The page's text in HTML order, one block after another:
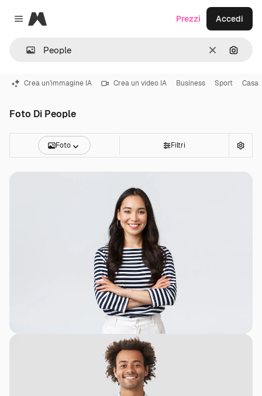
Close menu
Magnific
CancellaCerca
Prezzi Accedi
Crea un'immagine IA Crea un video IA Business Sport Casa
Foto Di People
Foto Filtri